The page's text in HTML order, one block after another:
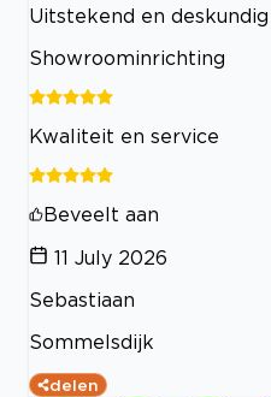
Uitstekend en
Showroominrichting
Kwaliteit en service
Beveelt aan
11 July 2026
Sebastiaan
Sommelsdijk
delen